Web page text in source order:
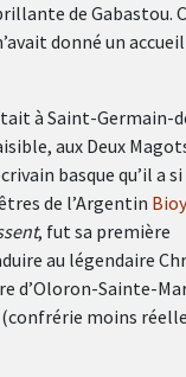
de Gabastou.
donné un
à Saint-Germain-
aux Deux
basque qu’il a si
de l’Argentin Bioy
, fut sa première
au légendaire
d’Oloron-Sainte-
moins